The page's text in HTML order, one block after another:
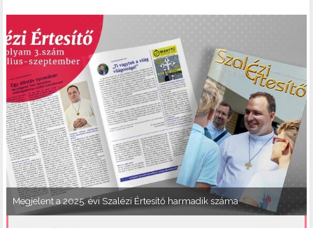
Megjelent a 2025. évi Szalézi Értesítő harmadik száma